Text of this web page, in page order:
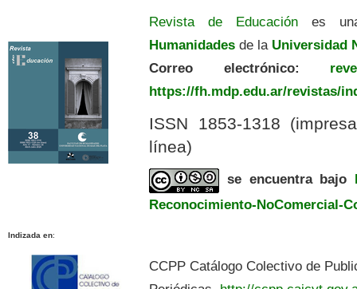
Revista de Educación es
Humanidades de la Universidad
Correo electrónico:
https://fh.mdp.edu.ar/revistas/
ISSN 1853-1318
línea)
se encuentra bajo
Reconocimiento-NoComercial-
Indizada en:
CCPP Catálogo Colectivo de